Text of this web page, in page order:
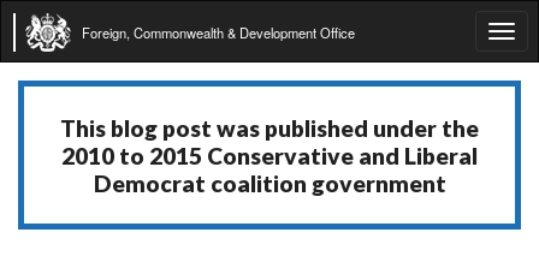
Foreign, Commonwealth & Development Office
This blog post was published under the
2010 to 2015 Conservative and Liberal
Democrat coalition government